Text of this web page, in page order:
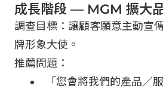
成長階段 — MGM 擴大
調查目標：讓顧客願意主動宣
牌形象大使。
推薦問題：
「您會將我們的產品／